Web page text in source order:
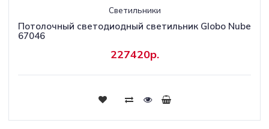
Светильники
Потолочный светодиодный светильник Globo Nube
67046
227420р.